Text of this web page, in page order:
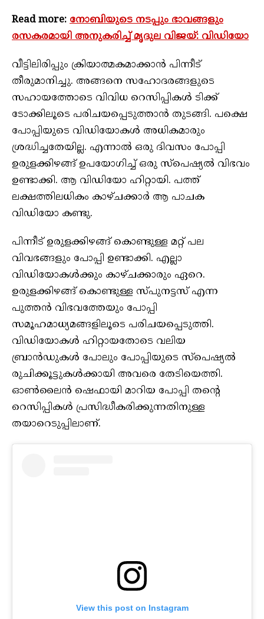
Read more: നോബിയുടെ നടപ്പും ഭാവങ്ങളും
രസകരമായി അനുകരിച്ച് മൃദുല വിജയ്: വിഡിയോ
വീട്ടിലിരിപ്പും ക്രിയാത്മകമാക്കാന്‍ പിന്നീട്
തീരുമാനിച്ചു. അങ്ങനെ സഹോദരങ്ങളുടെ
സഹായത്തോടെ വിവിധ റെസിപ്പികള്‍ ടിക്ക്
ടോക്കിലൂടെ പരിചയപ്പെടുത്താന്‍ തുടങ്ങി. പക്ഷെ
പോപ്പിയുടെ വിഡിയോകള്‍ അധികമാരും
ശ്രദ്ധിച്ചതേയില്ല. എന്നാല്‍ ഒരു ദിവസം പോപ്പി
ഉരുളക്കിഴങ്ങ് ഉപയോഗിച്ച് ഒരു സ്‌പെഷ്യല്‍ വിഭവം
ഉണ്ടാക്കി. ആ വിഡിയോ ഹിറ്റായി. പത്ത്
ലക്ഷത്തിലധികം കാഴ്ചക്കാര്‍ ആ പാചക
വിഡിയോ കണ്ടു.
പിന്നീട് ഉരുളക്കിഴങ്ങ് കൊണ്ടുള്ള മറ്റ് പല
വിവഭങ്ങളും പോപ്പി ഉണ്ടാക്കി. എല്ലാ
വിഡിയോകള്‍ക്കും കാഴ്ചക്കാരും ഏറെ.
ഉരുളക്കിഴങ്ങ് കൊണ്ടുള്ള സ്പുനട്ടസ് എന്ന
പുത്തന്‍ വിഭവത്തേയും പോപ്പി
സമൂഹമാധ്യമങ്ങളിലൂടെ പരിചയപ്പെടുത്തി.
വിഡിയോകള്‍ ഹിറ്റായതോടെ വലിയ
ബ്രാന്‍ഡുകള്‍ പോലും പോപ്പിയുടെ സ്‌പെഷ്യല്‍
രുചിക്കൂട്ടുകള്‍ക്കായി അവരെ തേടിയെത്തി.
ഓണ്‍ലൈന്‍ ഷെഫായി മാറിയ പോപ്പി തന്റെ
റെസിപ്പികള്‍ പ്രസിദ്ധീകരിക്കുന്നതിനുള്ള
തയാറെടുപ്പിലാണ്.
View this post on Instagram